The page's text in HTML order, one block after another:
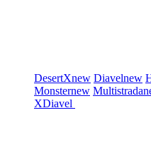
DesertXnew Diavelnew
Monsternew Multistrada
XDiavel